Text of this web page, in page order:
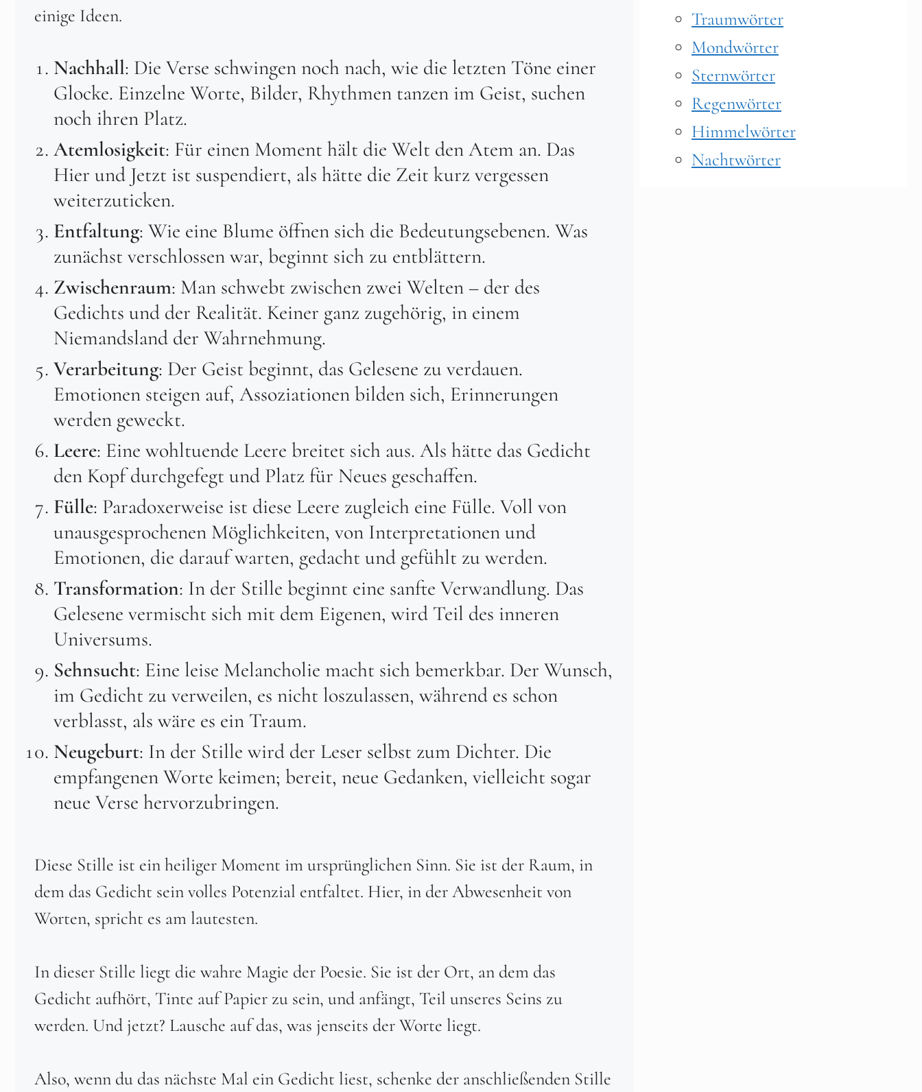
einige Ideen.
Nachhall: Die Verse schwingen noch nach, wie die letzten Töne einer
Glocke. Einzelne Worte, Bilder, Rhythmen tanzen im Geist, suchen
noch ihren Platz.
Atemlosigkeit: Für einen Moment hält die Welt den Atem an. Das
Hier und Jetzt ist suspendiert, als hätte die Zeit kurz vergessen
weiterzuticken.
Entfaltung: Wie eine Blume öffnen sich die Bedeutungsebenen. Was
zunächst verschlossen war, beginnt sich zu entblättern.
Zwischenraum: Man schwebt zwischen zwei Welten – der des
Gedichts und der Realität. Keiner ganz zugehörig, in einem
Niemandsland der Wahrnehmung.
Verarbeitung: Der Geist beginnt, das Gelesene zu verdauen.
Emotionen steigen auf, Assoziationen bilden sich, Erinnerungen
werden geweckt.
Leere: Eine wohltuende Leere breitet sich aus. Als hätte das Gedicht
den Kopf durchgefegt und Platz für Neues geschaffen.
Fülle: Paradoxerweise ist diese Leere zugleich eine Fülle. Voll von
unausgesprochenen Möglichkeiten, von Interpretationen und
Emotionen, die darauf warten, gedacht und gefühlt zu werden.
Transformation: In der Stille beginnt eine sanfte Verwandlung. Das
Gelesene vermischt sich mit dem Eigenen, wird Teil des inneren
Universums.
Sehnsucht: Eine leise Melancholie macht sich bemerkbar. Der Wunsch,
im Gedicht zu verweilen, es nicht loszulassen, während es schon
verblasst, als wäre es ein Traum.
Neugeburt: In der Stille wird der Leser selbst zum Dichter. Die
empfangenen Worte keimen; bereit, neue Gedanken, vielleicht sogar
neue Verse hervorzubringen.
Diese Stille ist ein heiliger Moment im ursprünglichen Sinn. Sie ist der Raum, in
dem das Gedicht sein volles Potenzial entfaltet. Hier, in der Abwesenheit von
Worten, spricht es am lautesten.
In dieser Stille liegt die wahre Magie der Poesie. Sie ist der Ort, an dem das
Gedicht aufhört, Tinte auf Papier zu sein, und anfängt, Teil unseres Seins zu
werden. Und jetzt? Lausche auf das, was jenseits der Worte liegt.
Also, wenn du das nächste Mal ein Gedicht liest, schenke der anschließenden Stille
Traumwörter
Mondwörter
Sternwörter
Regenwörter
Himmelwörter
Nachtwörter